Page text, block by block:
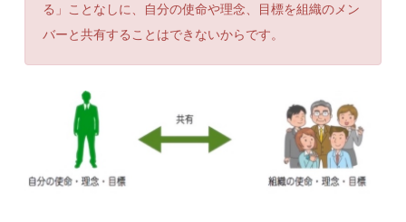
る」ことなしに、自分の使命や理念、目標を組織のメン
バーと共有することはできないからです。